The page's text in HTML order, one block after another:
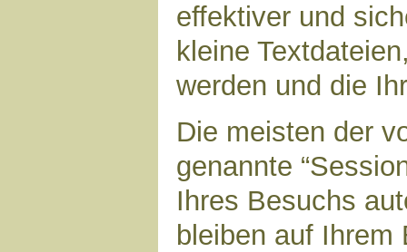
effektiver und
kleine
werden und die
Die meisten der
genannte
Ihres Besuchs
bleiben auf